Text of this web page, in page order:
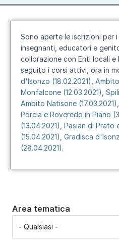
Sono aperte le iscrizioni per
insegnanti, educatori e
collorazione con Enti locali e
seguito i corsi attivi, ora in
d'Isonzo (18.02.2021)
Monfalcone (12.03.2021)
Ambito Natisone (17.03.2021)
Porcia e Roveredo in Piano
(13.04.2021) Pasian di Prato
(15.04.2021) Gradisca
(28.04.2021).
Area tematica